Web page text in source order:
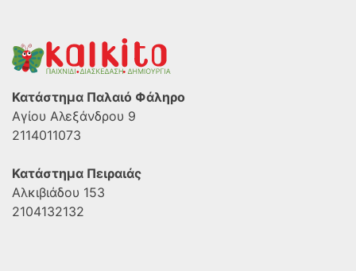
Κατάστημα Παλαιό Φάληρο
Αγίου Αλεξάνδρου 9
2114011073
Κατάστημα Πειραιάς
Αλκιβιάδου 153
2104132132